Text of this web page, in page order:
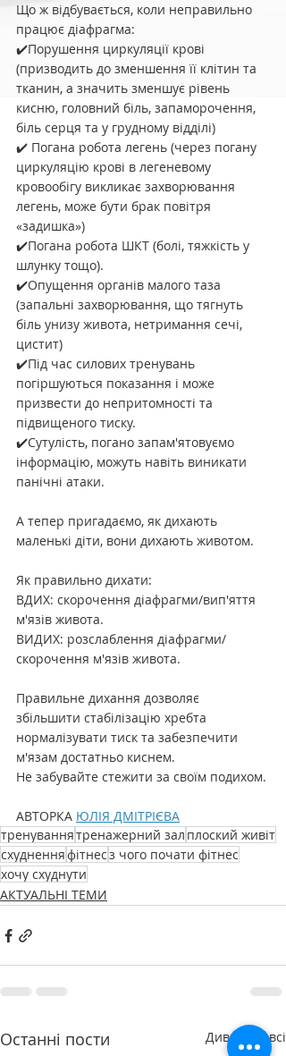
Що ж відбувається, коли неправильно
працює діафрагма:
✔️Порушення циркуляції крові
(призводить до зменшення її клітин та
тканин, а значить зменшує рівень
кисню, головний біль, запаморочення,
біль серця та у грудному відділі)
✔️ Погана робота легень (через погану
циркуляцію крові в легеневому
кровообігу викликає захворювання
легень, може бути брак повітря
«задишка»)
✔️Погана робота ШКТ (болі, тяжкість у
шлунку тощо).
✔️Опущення органів малого таза
(запальні захворювання, що тягнуть
біль унизу живота, нетримання сечі,
цистит)
✔️Під час силових тренувань
погіршуються показання і може
призвести до непритомності та
підвищеного тиску.
✔️Сутулість, погано запам'ятовуємо
інформацію, можуть навіть виникати
панічні атаки.
А тепер пригадаємо, як дихають
маленькі діти, вони дихають животом.
Як правильно дихати:
ВДИХ: скорочення діафрагми/вип'яття
м'язів живота.
ВИДИХ: розслаблення діафрагми/
скорочення м'язів живота.
Правильне дихання дозволяє
збільшити стабілізацію хребта
нормалізувати тиск та забезпечити
м'язам достатньо киснем.
Не забувайте стежити за своїм подихом.
АВТОРКА ЮЛІЯ ДМІТРІЄВА
тренуваннятренажерний зал плоский живіт
схудненняфітнесз чого почати фітнес
хочу схуднути
АКТУАЛЬНІ ТЕМИ
Останні пости Дивитися всі